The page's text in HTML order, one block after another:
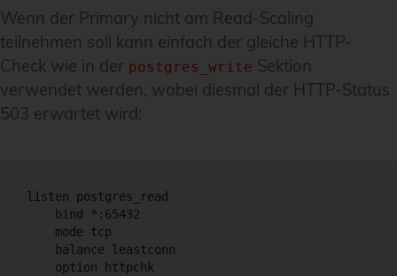
Wenn der Primary nicht am Read-Scaling
teilnehmen soll kann einfach der gleiche HTTP-
Check wie in der postgres_write Sektion
verwendet werden, wobei diesmal der HTTP-Status
503 erwartet wird:
listen postgres_read
    bind *:65432
    mode tcp
    balance leastconn
    option httpchk